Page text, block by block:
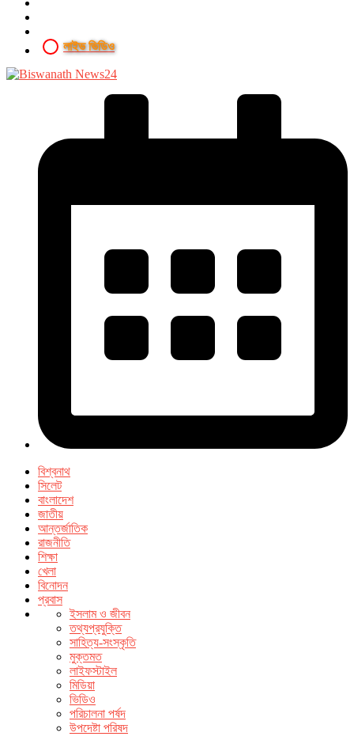
লাইভ ভিডিও
বিশ্বনাথ
সিলেট
বাংলাদেশ
জাতীয়
আন্তর্জাতিক
রাজনীতি
শিক্ষা
খেলা
বিনোদন
প্রবাস
ইসলাম ও জীবন
তথ্যপ্রযুক্তি
সাহিত্য-সংস্কৃতি
মুক্তমত
লাইফস্টাইল
মিডিয়া
ভিডিও
পরিচালনা পর্ষদ
উপদেষ্টা পরিষদ